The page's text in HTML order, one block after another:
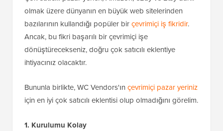
olmak üzere dünyanın en büyük web sitelerinden
bazılarının kullandığı popüler birçevrimiçi iş fikridir.
Ancak, bu fikri başarılı bir çevrimiçi işe
dönüştürecekseniz, doğru çok satıcılı eklentiye
ihtiyacınız olacaktır.
Bununla birlikte, WC Vendors'ın çevrimiçi pazar yeriniz
için en iyi çok satıcılı eklentisi olup olmadığını görelim.
1. Kurulumu Kolay